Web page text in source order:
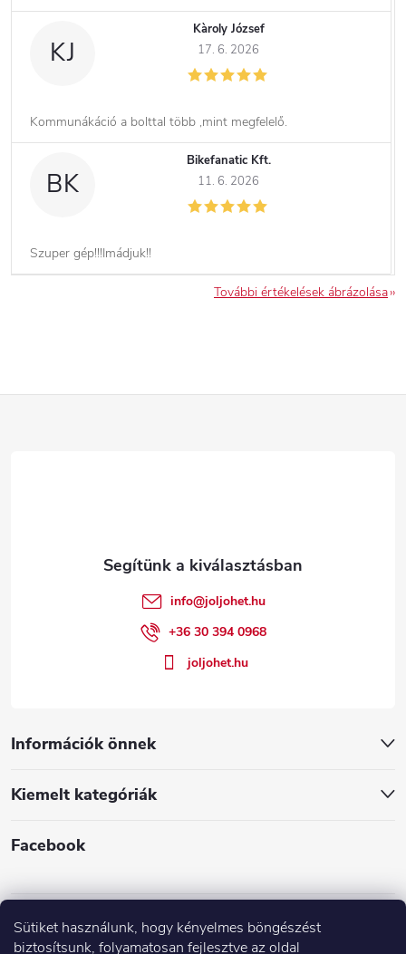
Sütiket használunk, hogy kényelmes böngészést
biztosítsunk, folyamatosan fejlesztve az oldal
KJ
Kàroly József
17. 6. 2026
Kommunákáció a bolttal több ,mint megfelelő.
BK
Bikefanatic Kft.
11. 6. 2026
Szuper gép!!!Imádjuk!!
További értékelések ábrázolása
Információk önnek
Kiemelt kategóriák
Facebook
info@joljohet.hu
+36 30 394 0968
joljohet.hu